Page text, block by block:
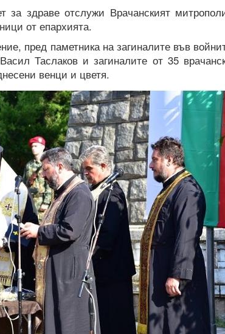
за здраве отслужи Врачанският
от епархията.
пред паметника на загиналите във
Таслаков и загиналите от 35
венци и цветя.